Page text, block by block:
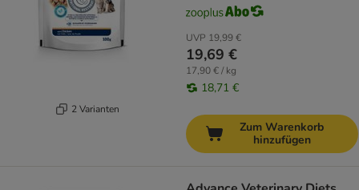
2 Varianten
UVP 19,99 €
19,69 €
17,90 € / kg
18,71 €
Zum Warenkorb
hinzufügen